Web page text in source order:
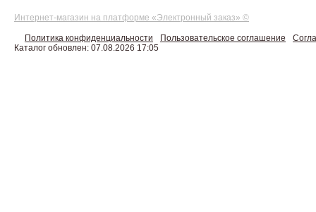
Интернет-магазин на платформе «Электронный заказ» ©
Политика конфиденциальности Пользовательское соглашение
Каталог обновлен: 07.08.2026 17:05